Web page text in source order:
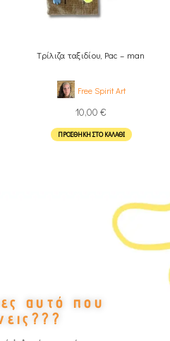
Τρίλιζα ταξιδίου, Pac – man
Free Spirit Art
10,00 €
ΠΡΟΣΘΉΚΗ ΣΤΟ ΚΑΛΆΘΙ
αυτό που